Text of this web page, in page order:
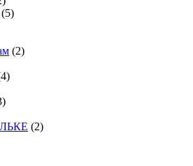
(5)
(2)
(2)